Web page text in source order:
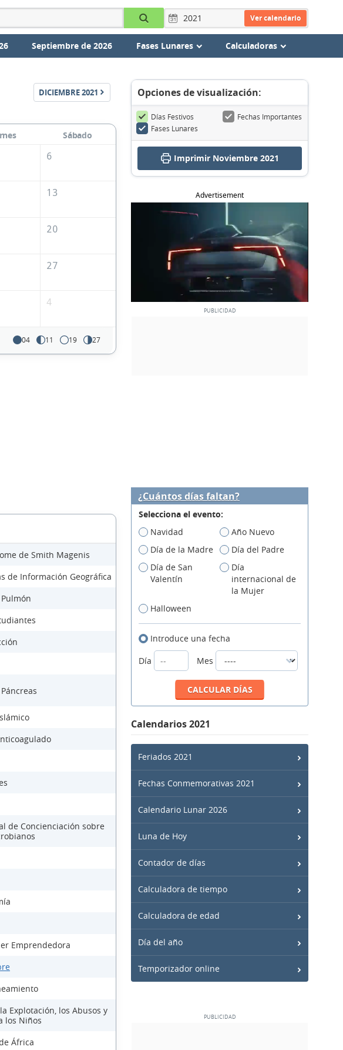
Ver calendario
Septiembre de 2026 Fases Lunares Calculadoras
DICIEMBRE2021
Sábado
6
13
20
27
4
04 11 19 27
Opciones de visualización:
Días Festivos
Fechas Importantes
Fases Lunares
Imprimir Noviembre 2021
Advertisement
de Smith Magenis
de Información Geográfica
de Concienciación sobre
Emprendedora
Explotación, los Abusos y
los Niños
África
¿Cuántos días faltan?
Selecciona el evento:
Navidad
Año Nuevo
Día de la Madre
Día del Padre
Día de San
Valentín
Día
internacional de
la Mujer
Halloween
Introduce una fecha
Día
Mes
Calendarios 2021
Feriados 2021
Fechas Conmemorativas 2021
Calendario Lunar 2026
Luna de Hoy
Contador de días
Calculadora de tiempo
Calculadora de edad
Día del año
Temporizador online